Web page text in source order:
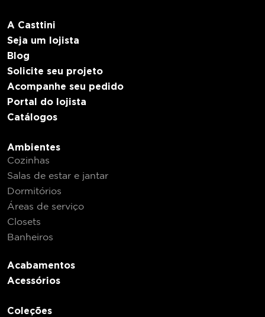
A Casttini
Seja um lojista
Blog
Solicite seu projeto
Acompanhe seu pedido
Portal do lojista
Catálogos
Ambientes
Cozinhas
Salas de estar e jantar
Dormitórios
Áreas de serviço
Closets
Banheiros
Acabamentos
Acessórios
Coleções